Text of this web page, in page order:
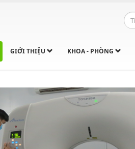
GIỚI THIỆU KHOA - PHÒNG